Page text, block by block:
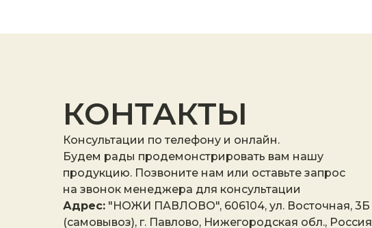
КОНТАКТЫ
Консультации по телефону и онлайн.
Будем рады продемонстрировать вам нашу
продукцию. Позвоните нам или оставьте запрос
на звонок менеджера для консультации
Адрес: "НОЖИ ПАВЛОВО", 606104, ул. Восточная, 3Б
(самовывоз), г. Павлово, Нижегородская обл., Россия